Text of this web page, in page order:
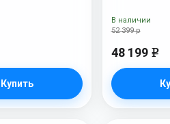
Купить
52 399 р
48 199 e
В наличии